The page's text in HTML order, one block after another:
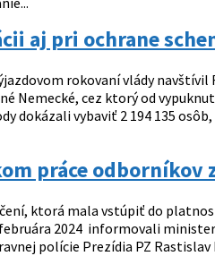
aj pri ochrane
rokovaní vlády
Nemecké, cez ktorý od
dokázali vybaviť 2 194 135
práce odborníkov
ktorá mala vstúpiť do
2024 informovali
polície Prezídia PZ